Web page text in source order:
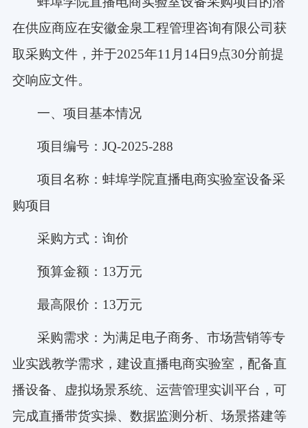
在供应商应在安徽金泉工程管理咨询有限公司获
取采购文件，并于2025年11月14日9点30分前提
交响应文件。
一、项目基本情况
项目编号： JQ-2025-288
项目名称：蚌埠学院直播电商实验室设备采
购项目
采购方式：询价
预算金额： 13万元
最高限价： 13万元
采购需求：为满足电子商务、市场营销等专
业实践教学需求，建设直播电商实验室，配备直
播设备、虚拟场景系统、运营管理实训平台，可
完成直播带货实操、数据监测分析、场景搭建等